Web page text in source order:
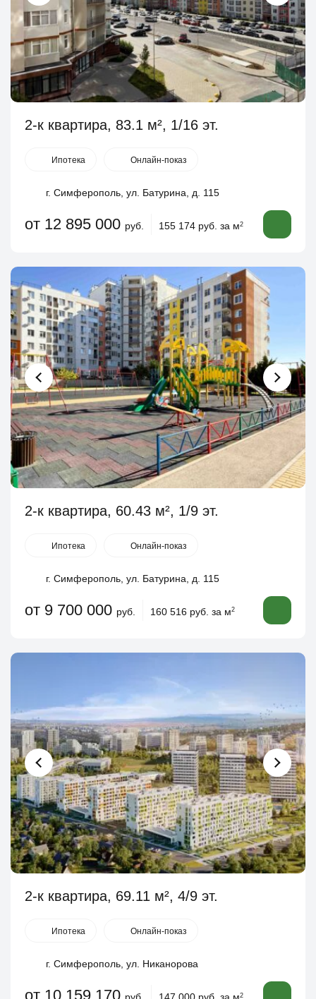
2-к квартира, 83.1 м², 1/16 эт.
Ипотека Онлайн-показ
г. Симферополь, ул. Батурина, д. 115
от 12 895 000 руб. 155 174 руб. за м2
2-к квартира, 60.43 м², 1/9 эт.
Ипотека Онлайн-показ
г. Симферополь, ул. Батурина, д. 115
от 9 700 000 руб. 160 516 руб. за м2
2-к квартира, 69.11 м², 4/9 эт.
Ипотека Онлайн-показ
г. Симферополь, ул. Никанорова
от 10 159 170 2